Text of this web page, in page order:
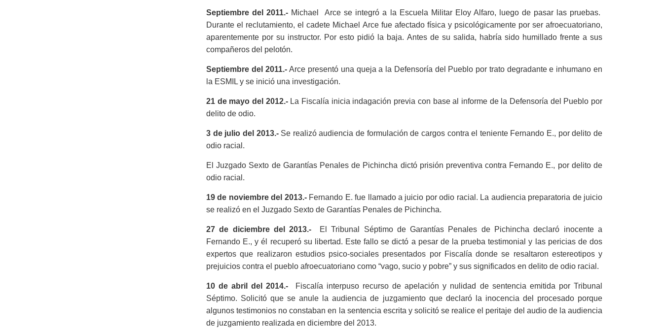
Septiembre del 2011.- Michael Arce se integró a la Escuela Militar Eloy Alfaro, luego de pasar las pruebas.
Durante el reclutamiento, el cadete Michael Arce fue afectado física y psicológicamente por ser afroecuatoriano,
aparentemente por su instructor. Por esto pidió la baja. Antes de su salida, habría sido humillado frente a sus
compañeros del pelotón.
Septiembre del 2011.-Arce presentó una queja a la Defensoría del Pueblo por trato degradante e inhumano en
la ESMIL y se inició una investigación.
21 de mayo del 2012.- La Fiscalía inicia indagación previa con base al informe de la Defensoría del Pueblo por
delito de odio.
3 de julio del 2013.- Se realizó audiencia de formulación de cargos contra el teniente Fernando E., por delito de
odio racial.
El Juzgado Sexto de Garantías Penales de Pichincha dictó prisión preventiva contra Fernando E., por delito de
odio racial.
19 de noviembre del 2013.- Fernando E. fue llamado a juicio por odio racial. La audiencia preparatoria de juicio
se realizó en el Juzgado Sexto de Garantías Penales de Pichincha.
27 de diciembre del 2013.- El Tribunal Séptimo de Garantías Penales de Pichincha declaró inocente a
Fernando E., y él recuperó su libertad. Este fallo se dictó a pesar de la prueba testimonial y las pericias de dos
expertos que realizaron estudios psico-sociales presentados por Fiscalía donde se resaltaron estereotipos y
prejuicios contra el pueblo afroecuatoriano como “vago, sucio y pobre” y sus significados en delito de odio racial.
10 de abril del 2014.-
Fiscalía interpuso recurso de apelación y nulidad de sentencia emitida por Tribunal
Séptimo. Solicitó que se anule la audiencia de juzgamiento que declaró la inocencia del procesado porque
algunos testimonios no constaban en la sentencia escrita y solicitó se realice el peritaje del audio de la audiencia
de juzgamiento realizada en diciembre del 2013.